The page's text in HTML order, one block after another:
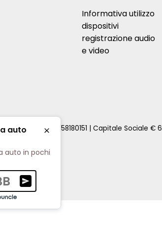
Informativa utilizzo
dispositivi
registrazione audio
e video
| P.IVA e C.F. 00858180151 | Capitale Sociale €
auto
Chiudi
auto in pochi
Ricevi una valutazione della tua auto